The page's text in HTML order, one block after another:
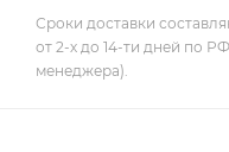
Сроки доставки
от 2-х до 14-ти дней по
менеджера).